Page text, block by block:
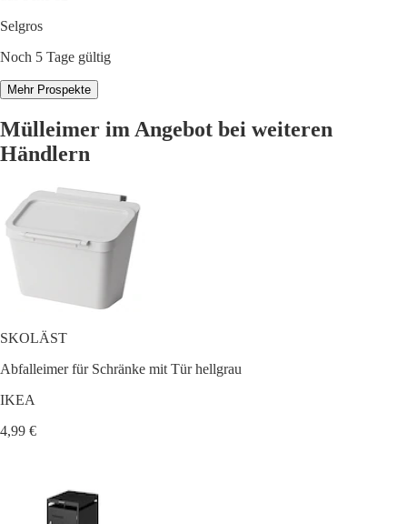
Selgros
Noch 5 Tage gültig
Mehr Prospekte
Mülleimer im Angebot bei weiteren
Händlern
SKOLÄST
Abfalleimer für Schränke mit Tür hellgrau
IKEA
4,99 €